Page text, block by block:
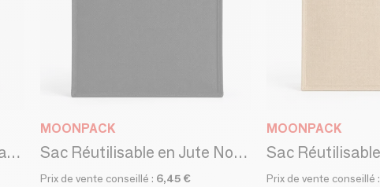
Sac Réutilisable en Jute Naturel - Ibiza M (35x15x30 cm)
MOONPACK
Sac Réutilisable en Jute Noir – Ibiza L (45 × 20 × 34 cm)
Prix de vente conseillé : 6,45 €
MOONPACK
Prix de vente conseillé :